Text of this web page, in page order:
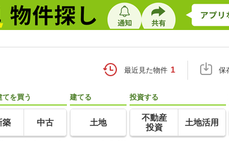
最近見た物件 1 保
てを買う
築 中古
建てる
土地
投資する
不動産
投資
土地活用